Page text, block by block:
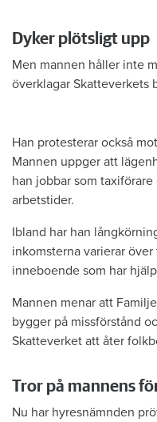
Dyker plötsligt upp
Men mannen håller inte
överklagar Skatteverkets
Han protesterar också
Mannen uppger att
han jobbar som
arbetstider.
Ibland har han
inkomsterna varierar
inneboende som har
Mannen menar att
bygger på missförstånd
Skatteverket att åter
Tror på mannens
Nu har hyresnämnden